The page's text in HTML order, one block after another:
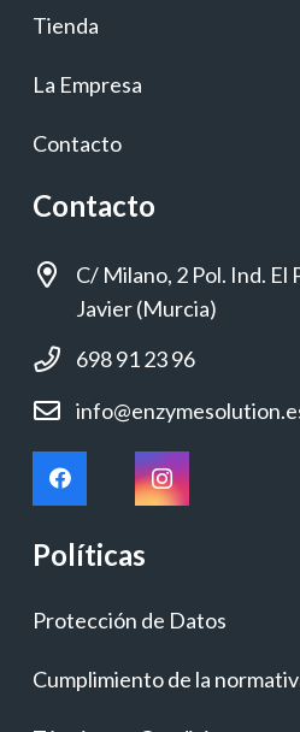
Tienda
La Empresa
Contacto
Contacto
C/ Milano, 2 Pol. Ind. El
Javier (Murcia)
698 91 23 96
Políticas
Protección de Datos
Cumplimiento de la